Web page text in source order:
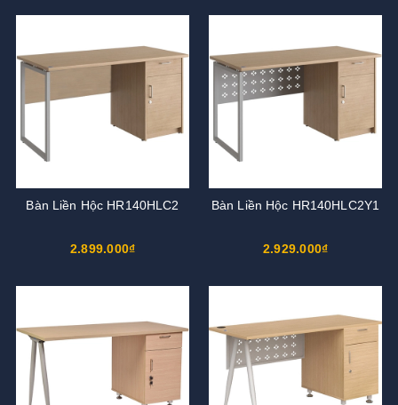
Bàn Liền Hộc HR140HLC2
2.899.000₫
Bàn Liền Hộc HR140HLC2Y1
2.929.000₫